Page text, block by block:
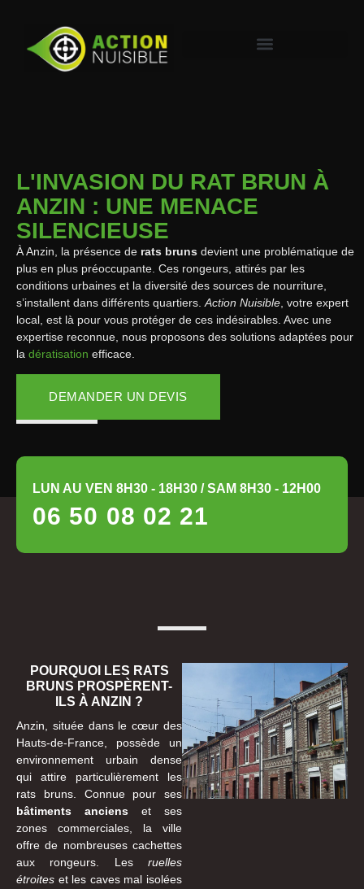
L'INVASION DU RAT BRUN À
ANZIN : UNE MENACE
SILENCIEUSE
À Anzin, la présence de rats bruns devient une problématique de
plus en plus préoccupante. Ces rongeurs, attirés par les
conditions urbaines et la diversité des sources de nourriture,
s’installent dans différents quartiers. Action Nuisible , votre expert
local, est là pour vous protéger de ces indésirables. Avec une
expertise reconnue, nous proposons des solutions adaptées pour
la dératisation efficace.
DEMANDER UN DEVIS
LUN AU VEN 8H30 - 18H30 / SAM 8H30 - 12H00
06 50 08 02 21
POURQUOI LES RATS
BRUNS PROSPÈRENT-
ILS À ANZIN ?
Anzin, située dans le cœur des
Hauts-de-France, possède un
environnement urbain dense
qui attire particulièrement les
rats bruns. Connue pour ses
bâtiments anciens et ses
zones commerciales, la ville
offre de nombreuses cachettes
aux rongeurs. Les ruelles
étroites et les caves mal isolées